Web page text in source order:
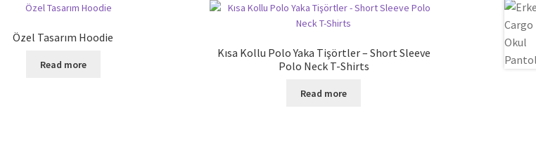
Özel Tasarım Hoodie
Read more
Kısa Kollu Polo Yaka Tişörtler – Short Sleeve
Polo Neck T-Shirts
Read more